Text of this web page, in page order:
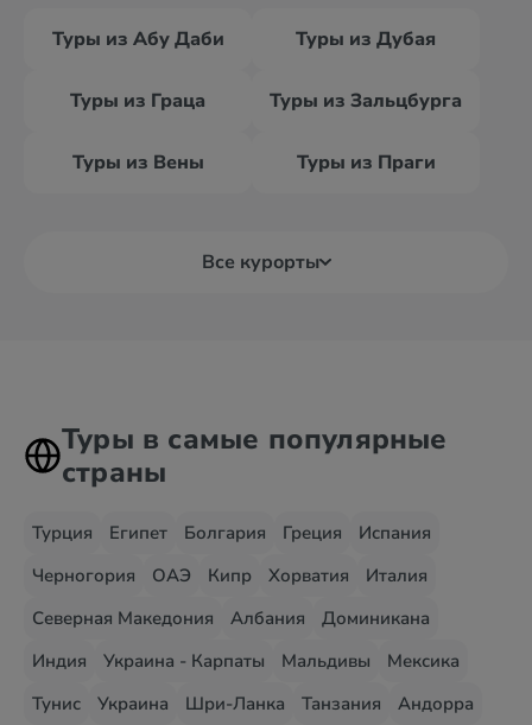
Туры из Абу Даби Туры из Дубая
Туры из Граца Туры из Зальцбурга
Туры из Вены Туры из Праги
Все курорты
Туры в самые популярные
страны
Турция Египет Болгария Греция
Испания
Черногория
ОАЭ Кипр Хорватия
Италия
Северная Македония
Албания
Доминикана
Индия
Украина - Карпаты Мальдивы
Мексика
Тунис
Украина Шри-Ланка Танзания Андорра